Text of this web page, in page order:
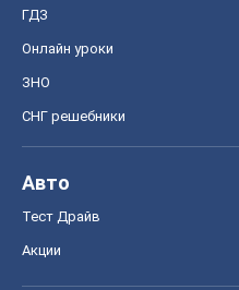
ГДЗ
Онлайн уроки
ЗНО
СНГ решебники
Авто
Тест Драйв
Акции